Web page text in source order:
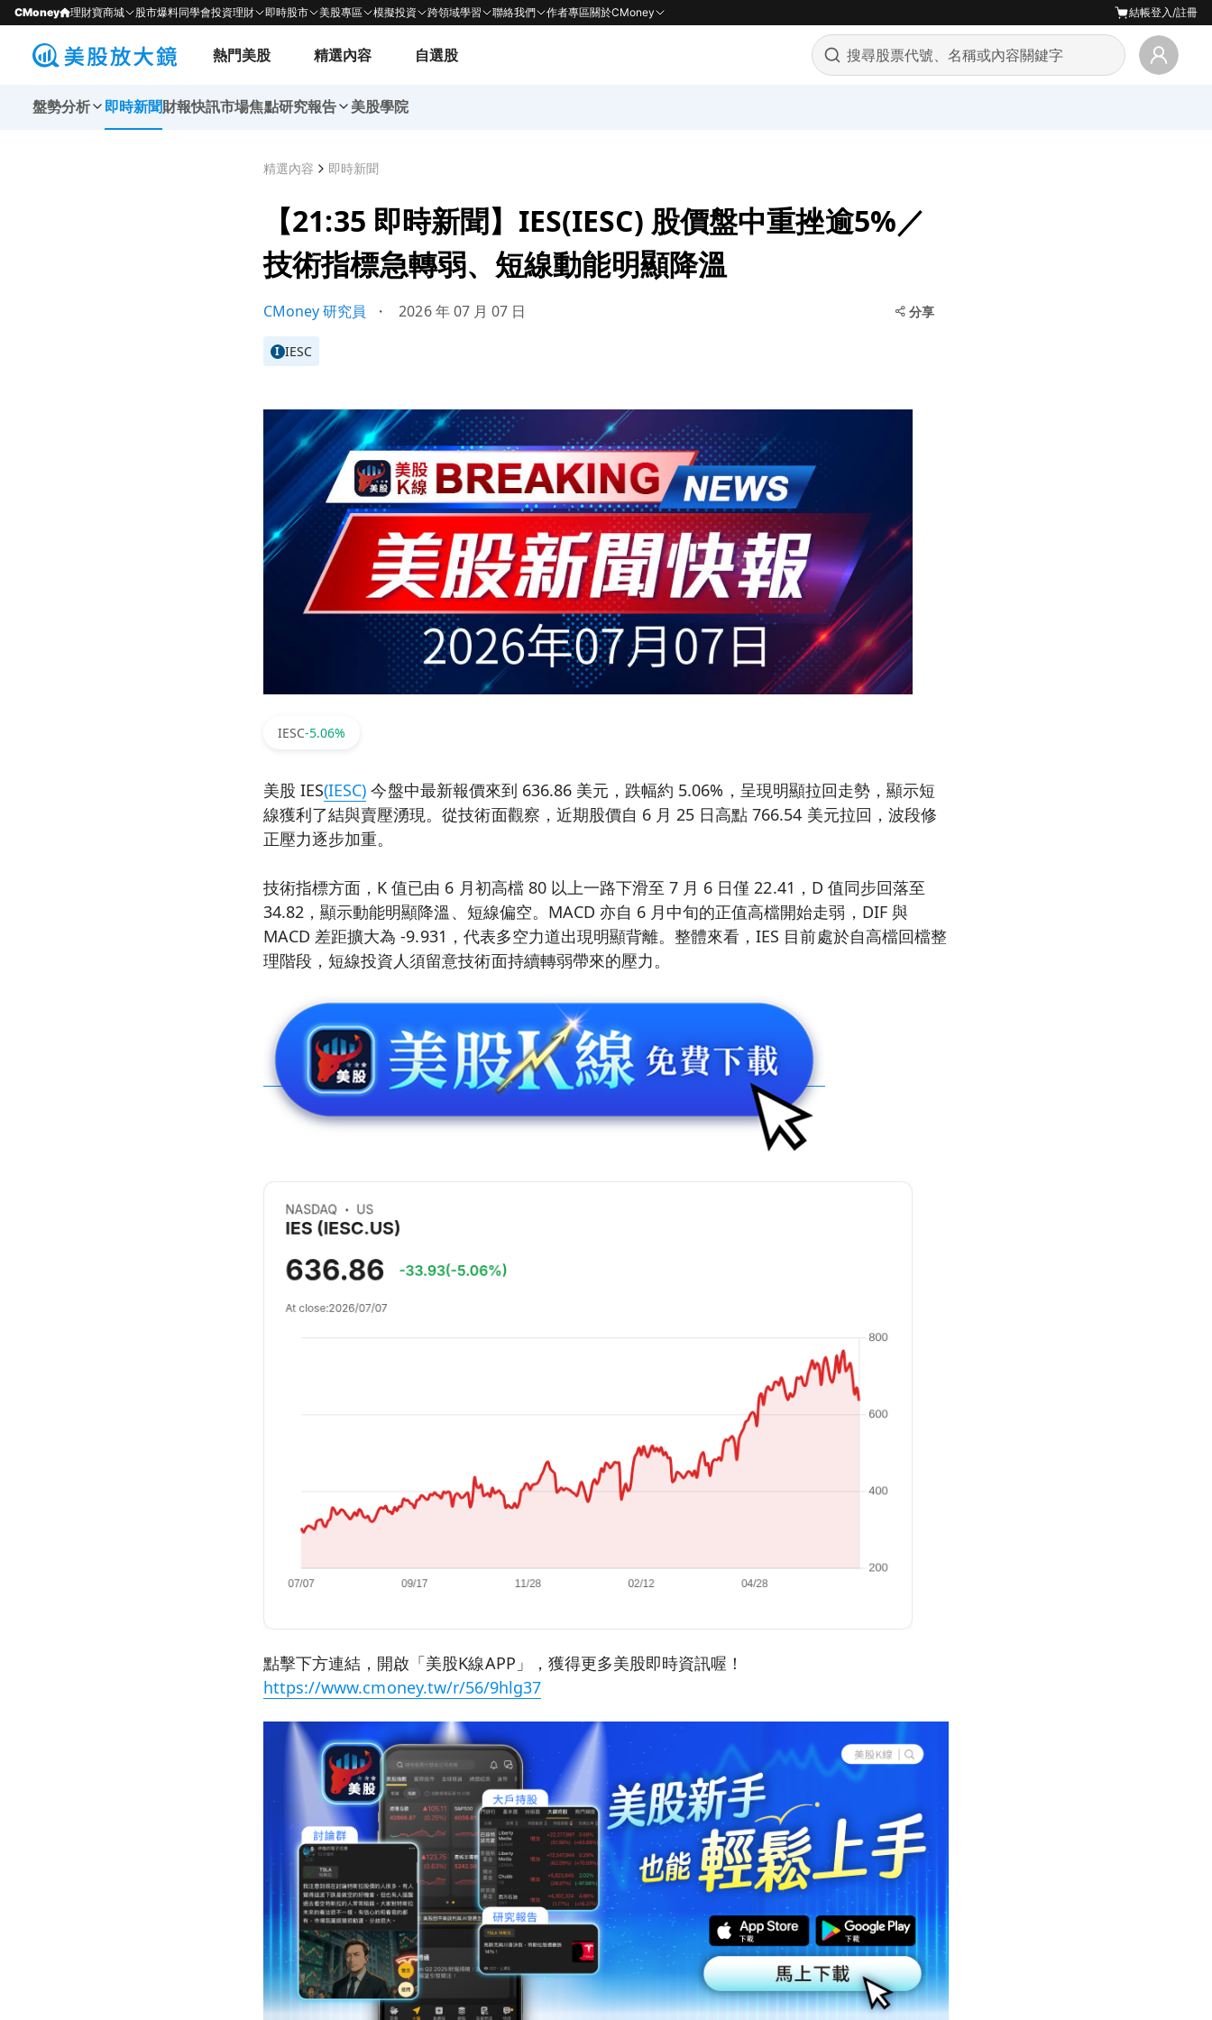
CMoney 理財寶商城 股市爆料同學會投資理財 即時股市 美股專區 模擬投資 跨領域學習 聯絡我們 作者專區關於CMoney 結帳登入/註冊
熱門美股 精選內容 自選股
盤勢分析 即時新聞財報快訊市場焦點研究報告 美股學院
精選內容 即時新聞
【21:35 即時新聞】IES(IESC) 股價盤中重挫逾5%／
技術指標急轉弱、短線動能明顯降溫
CMoney 研究員 ・ 2026 年 07 月 07 日 分享
I IESC
IESC-5.06%
美股 IES(IESC) 今盤中最新報價來到 636.86 美元，跌幅約 5.06%，呈現明顯拉回走勢，顯示短
線獲利了結與賣壓湧現。從技術面觀察，近期股價自 6 月 25 日高點 766.54 美元拉回，波段修
正壓力逐步加重。
技術指標方面，K 值已由 6 月初高檔 80 以上一路下滑至 7 月 6 日僅 22.41，D 值同步回落至
34.82，顯示動能明顯降溫、短線偏空。MACD 亦自 6 月中旬的正值高檔開始走弱，DIF 與
MACD 差距擴大為 -9.931，代表多空力道出現明顯背離。整體來看，IES 目前處於自高檔回檔整
理階段，短線投資人須留意技術面持續轉弱帶來的壓力。
點擊下方連結，開啟「美股K線APP」，獲得更多美股即時資訊喔！
https://www.cmoney.tw/r/56/9hlg37